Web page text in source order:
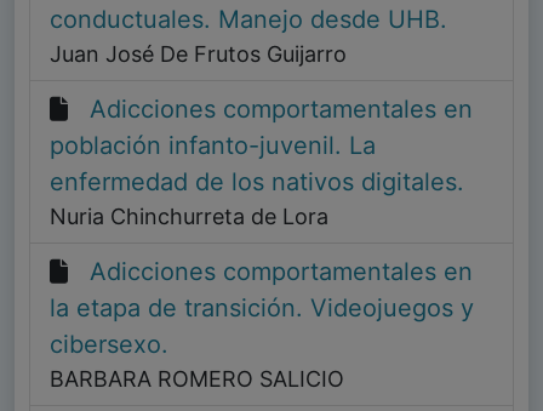
conductuales. Manejo desde UHB.
Juan José De Frutos Guijarro
Adicciones comportamentales en
población infanto-juvenil. La
enfermedad de los nativos digitales.
Nuria Chinchurreta de Lora
Adicciones comportamentales en
la etapa de transición. Videojuegos y
cibersexo.
BARBARA ROMERO SALICIO